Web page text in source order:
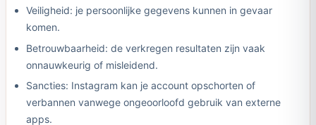
Veiligheid: je persoonlijke gegevens kunnen in gevaar
komen.
Betrouwbaarheid: de verkregen resultaten zijn vaak
onnauwkeurig of misleidend.
Sancties: Instagram kan je account opschorten of
verbannen vanwege ongeoorloofd gebruik van externe
apps.